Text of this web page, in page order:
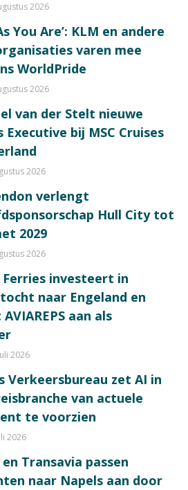
2026
You Are’: KLM en andere
varen mee
WorldPride
2026
van der Stelt nieuwe
Executive bij MSC Cruises
2026
verlengt
Hull City tot
2029
2026
Ferries investeert in
naar Engeland en
aan als
2026
Verkeersbureau zet AI in
van actuele
te voorzien
2026
en Transavia passen
naar Napels aan door